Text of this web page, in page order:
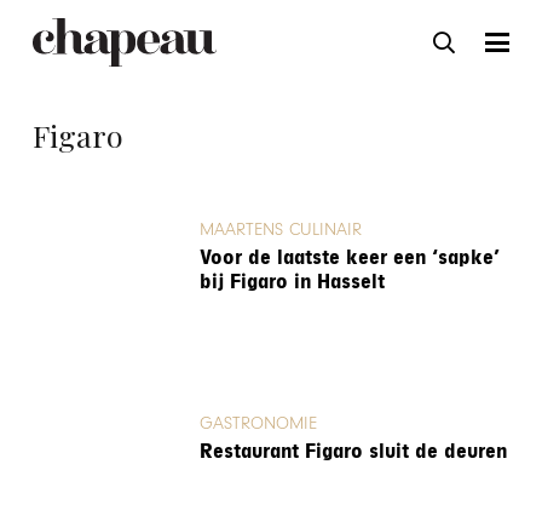
Figaro
MAARTENS CULINAIR
Voor de laatste keer een ‘sapke’
bij Figaro in Hasselt
GASTRONOMIE
Restaurant Figaro sluit de deuren